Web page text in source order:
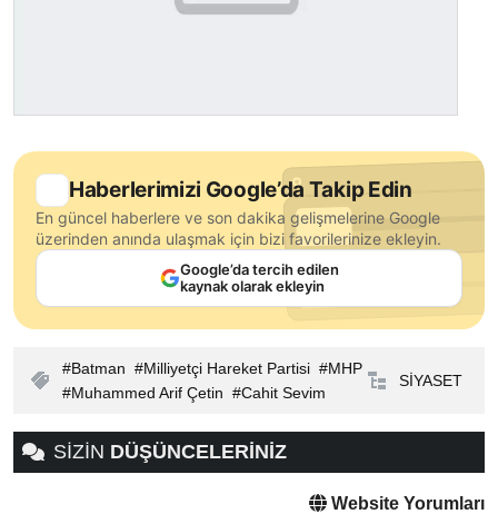
Haberlerimizi Google’da Takip Edin
En güncel haberlere ve son dakika gelişmelerine Google
üzerinden anında ulaşmak için bizi favorilerinize ekleyin.
Google’da tercih edilen
kaynak olarak ekleyin
Batman Milliyetçi Hareket Partisi
MHP
Muhammed Arif Çetin
Cahit Sevim
SİYASET
SİZİN DÜŞÜNCELERİNİZ
Website Yorumları